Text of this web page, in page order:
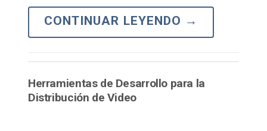
CONTINUAR LEYENDO →
Herramientas de Desarrollo para la
Distribución de Video